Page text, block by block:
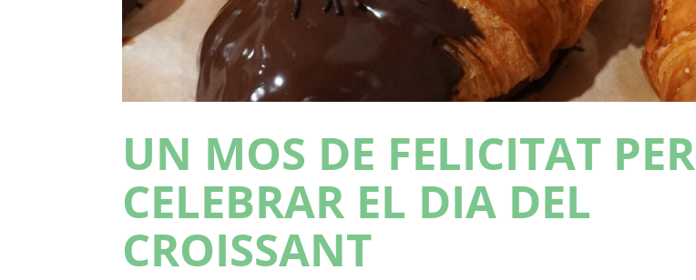
UN MOS DE FELICITAT PER
CELEBRAR EL DIA DEL
CROISSANT